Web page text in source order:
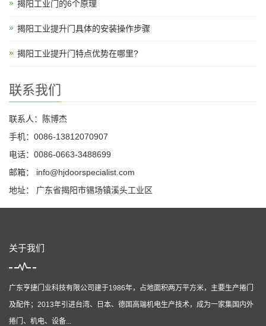
揭阳工业门的6个原理
揭阳工业提升门具体的安装操作步骤
揭阳工业提升门特点优势在哪里?
联系我们
联系人：陈博杰
手机：0086-13812070907
电话：0086-0663-3488699
邮箱：
info@hjdoorspecialist.com
地址： 广东省揭阳市锡场镇溪头工业区
关于我们
广东亨捷门业科技有限公司建于1986年，占地面积两万平方米，主要生产捲门
及配件；2013年引进台湾、日本、德国高端机电生产技术，成为一家集国内外
捲门、机电、设备...